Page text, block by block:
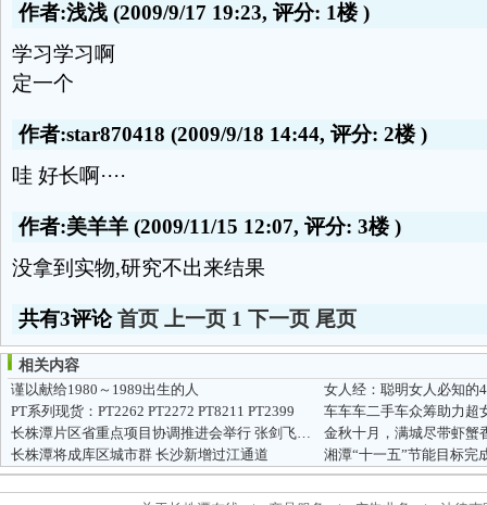
作者:浅浅 (2009/9/17 19:23, 评分: 1楼)
学习学习啊
定一个
作者:star870418 (2009/9/18 14:44, 评分: 2楼)
哇 好长啊····
作者:美羊羊 (2009/11/15 12:07, 评分: 3楼)
没拿到实物,研究不出来结果
共有3评论首页 上一页 1 下一页 尾页
相关内容
谨以献给1980～1989出生的人
女人经：聪明女人必知的
PT系列现货：PT2262 PT2272 PT8211 PT2399
车车车二手车众筹助力超
长株潭片区省重点项目协调推进会举行 张剑飞出席
金秋十月，满城尽带虾蟹
长株潭将成库区城市群 长沙新增过江通道
湘潭“十一五”节能目标完